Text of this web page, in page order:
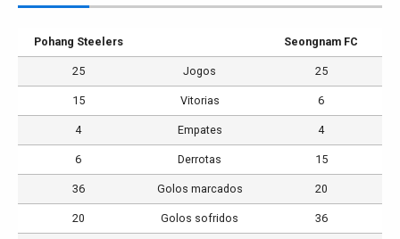
Pohang Steelers Seongnam FC
25 Jogos 25
15 Vitorias 6
4 Empates 4
6 Derrotas 15
36 Golos marcados 20
20 Golos sofridos 36